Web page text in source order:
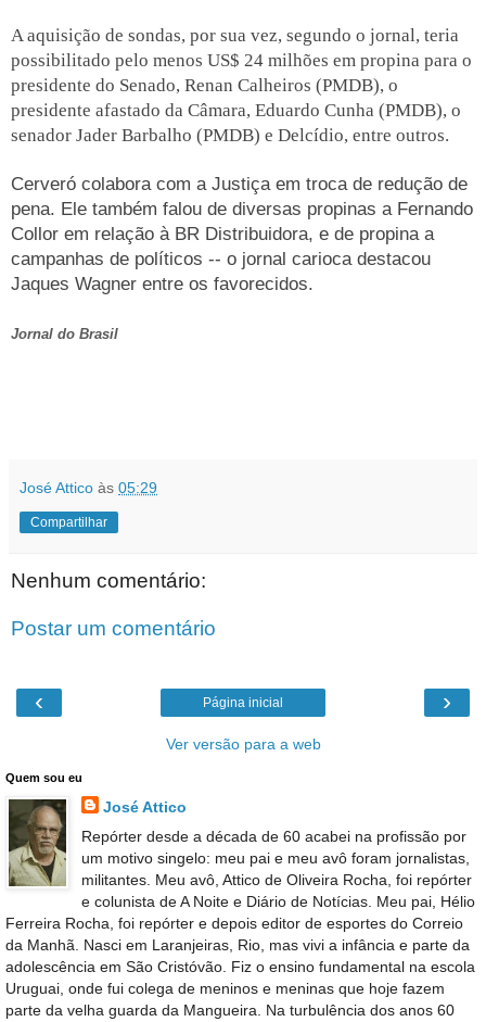
A aquisição de sondas, por sua vez, segundo o jornal, teria
possibilitado pelo menos US$ 24 milhões em propina para o
presidente do Senado, Renan Calheiros (PMDB), o
presidente afastado da Câmara, Eduardo Cunha (PMDB), o
senador Jader Barbalho (PMDB) e Delcídio, entre outros.
Cerveró colabora com a Justiça em troca de redução de
pena. Ele também falou de diversas propinas a Fernando
Collor em relação à BR Distribuidora, e de propina a
campanhas de políticos -- o jornal carioca destacou
Jaques Wagner entre os favorecidos.
Jornal do Brasil
José Attico às 05:29
Compartilhar
Nenhum comentário:
Postar um comentário
‹ ›
Página inicial
Ver versão para a web
Quem sou eu
José Attico
Repórter desde a década de 60 acabei na profissão por
um motivo singelo: meu pai e meu avô foram jornalistas,
militantes. Meu avô, Attico de Oliveira Rocha, foi repórter
e colunista de A Noite e Diário de Notícias. Meu pai, Hélio
Ferreira Rocha, foi repórter e depois editor de esportes do Correio
da Manhã. Nasci em Laranjeiras, Rio, mas vivi a infância e parte da
adolescência em São Cristóvão. Fiz o ensino fundamental na escola
Uruguai, onde fui colega de meninos e meninas que hoje fazem
parte da velha guarda da Mangueira. Na turbulência dos anos 60